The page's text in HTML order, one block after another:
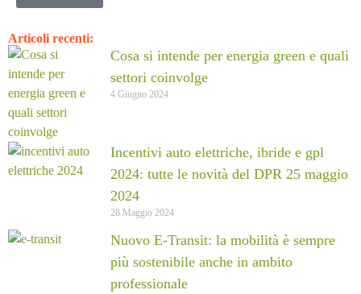
Articoli recenti:
Cosa si intende per energia green e quali
settori coinvolge
4 Giugno 2024
Incentivi auto elettriche, ibride e gpl
2024: tutte le novità del DPR 25 maggio
2024
28 Maggio 2024
Nuovo E-Transit: la mobilità è sempre
più sostenibile anche in ambito
professionale